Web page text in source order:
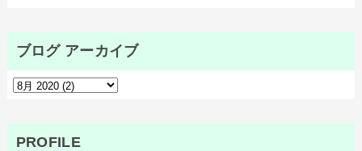
ブログ アーカイブ
PROFILE